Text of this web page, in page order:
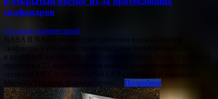
скафандров
Оставьте комментарий
NASA В NASA расследуют протечки воды из систем
скафандра в его шлем, произошедшие во время выходов
в открытый космос. Об этом сообщает Space News. Инцидент
произошел 23 марта во время выхода из американского
сегмента МКС астронавта NASA Раджи Чари и европейца
Матиаса Маурера. В конце почти… Подробнее